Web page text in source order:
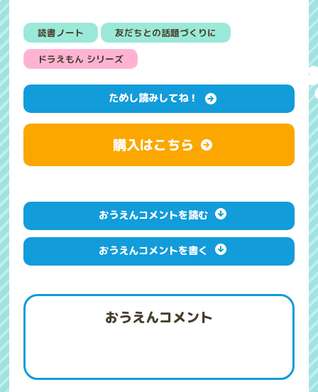
読書ノート 友だちとの話題づくりに
ドラえもん シリーズ
ためし読みしてね！
購入はこちら
おうえんコメントを読む
おうえんコメントを書く
おうえんコメント